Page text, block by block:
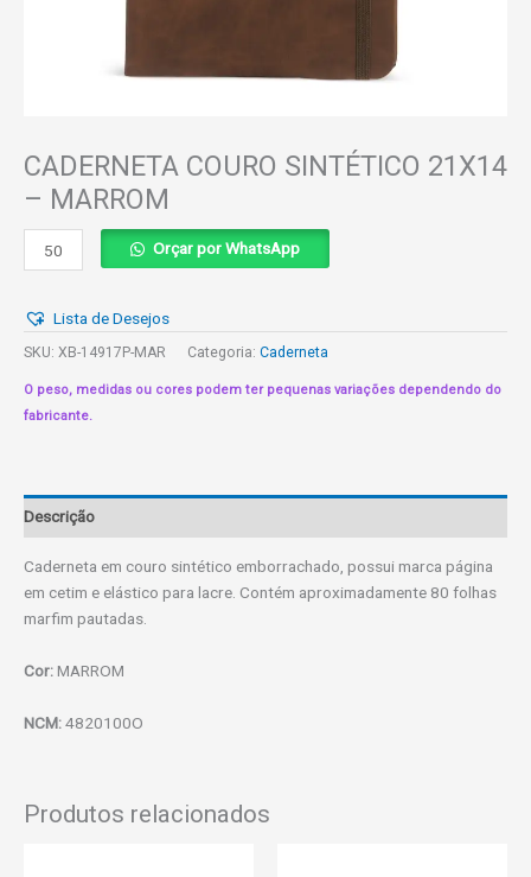
CADERNETA COURO SINTÉTICO 21X14
– MARROM
CADERNETA
COURO
21X14
-
quantidade
Orçar por WhatsApp
Lista de Desejos
SKU: XB-14917P-MAR Categoria: Caderneta
O peso, medidas ou cores podem ter pequenas variações dependendo do
fabricante.
Descrição
Caderneta em couro sintético emborrachado, possui marca página
em cetim e elástico para lacre. Contém aproximadamente 80 folhas
marfim pautadas.
Cor:MARROM
NCM:4820100O
Produtos relacionados